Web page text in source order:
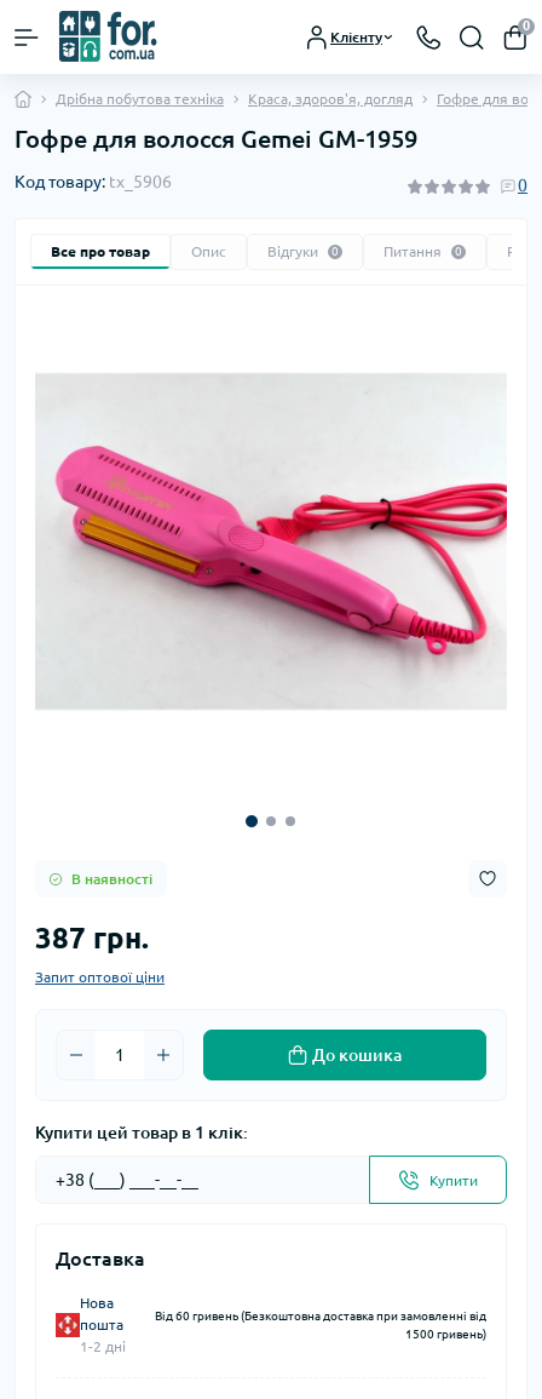
Клієнту
0
Дрібна побутова техніка Краса, здоров'я, догляд Гофре для
Гофре для волосся Gemei GM-1959
Код товару: tx_5906 0
Все про товар Опис Відгуки 0 Питання 0
В наявності
387 грн.
Запит оптової ціни
До кошика
Купити цей товар в 1 клік:
Купити
Доставка
Нова
пошта
1-2 дні
Від 60 гривень (Безкоштовна доставка при замовленні від
1500 гривень)